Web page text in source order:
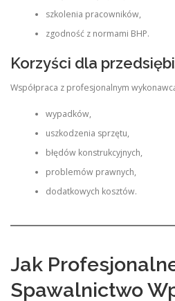
szkolenia pracowników,
zgodność z normami BHP.
Korzyści dla
Współpraca z profesjonalnym
wypadków,
uszkodzenia sprzętu,
błędów konstrukcyjnych,
problemów prawnych,
dodatkowych kosztów.
Jak
Spawalnictwo